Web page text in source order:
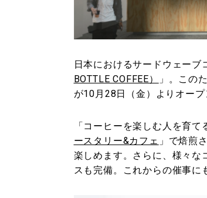
日本におけるサードウェーブ
BOTTLE COFFEE）
」。この
が10月28日（金）よりオープ
「コーヒーを楽しむ人を育
ースタリー&カフェ 」で焙煎
楽しめます。さらに、様々な
スも完備。これからの催事に